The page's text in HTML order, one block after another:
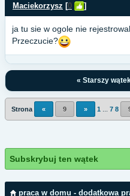
Maciekorzysz [0 ]
ja tu sie w ogole nie
Przeczucie?
« Starszy
Strona « 9 » 1 7 8
Subskrybuj ten wątek
praca w domu - dodatkowa